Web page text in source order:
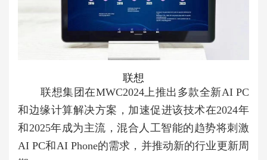
联想
联想集团在MWC2024上推出多款全新AI PC
和边缘计算解决方案，加速促进该技术在2024年
和2025年成为主流，混合人工智能的趋势将刺激
AI PC和AI Phone的需求，并推动新的行业更新周